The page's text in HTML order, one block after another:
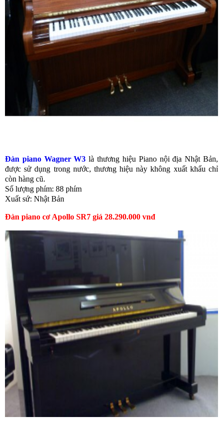
Đàn piano Wagner W3 là thương hiệu Piano nội địa Nhật Bản,
được sử dụng trong nước, thương hiệu này không xuất khẩu chỉ
còn hàng cũ.
Số lượng phím: 88 phím
Xuất sứ: Nhật Bản
Đàn piano cơ Apollo SR7 giá 28.290.000 vnđ